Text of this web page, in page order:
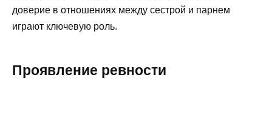
доверие в отношениях между сестрой и парнем
играют ключевую роль.
Проявление ревности